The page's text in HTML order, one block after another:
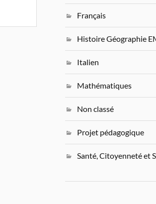
Français
Histoire Géographie
Italien
Mathématiques
Non classé
Projet pédagogique
Santé, Citoyenneté et